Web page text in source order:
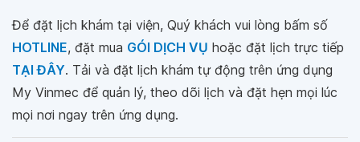
Để đặt lịch khám tại viện, Quý khách vui lòng bấm số
HOTLINE, đặt mua GÓI DỊCH VỤ hoặc đặt lịch trực tiếp
TẠI ĐÂY. Tải và đặt lịch khám tự động trên ứng dụng
My Vinmec để quản lý, theo dõi lịch và đặt hẹn mọi lúc
mọi nơi ngay trên ứng dụng.